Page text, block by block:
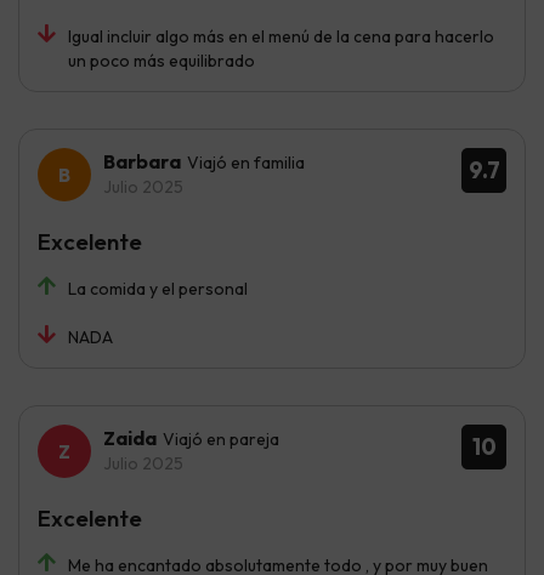
Igual incluir algo más en el menú de la cena para hacerlo
un poco más equilibrado
9.7
Barbara Viajó en familia
Julio 2025
La comida y el personal
NADA
Excelente
10
Zaida Viajó en pareja
Julio 2025
Me ha encantado absolutamente todo , y por muy buen
Excelente